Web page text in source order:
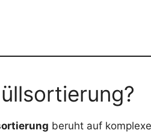
beruht auf